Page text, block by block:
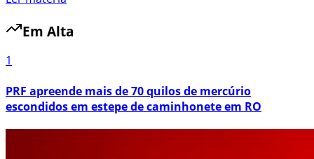
Em Alta
1
PRF apreende mais de 70 quilos de mercúrio
escondidos em estepe de caminhonete em RO